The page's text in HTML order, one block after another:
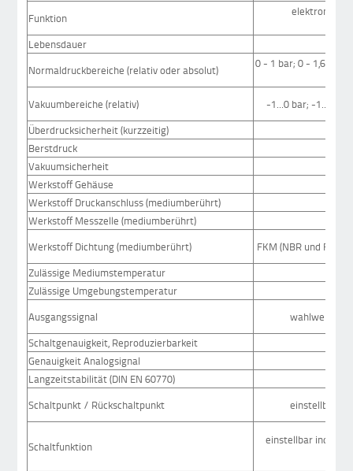
Funktion
Lebensdauer
Normaldruckbereiche (relativ oder absolut)
0 - 1 bar; 0 - 1,6 bar;
Vakuumbereiche (relativ)
-1...0 bar; -1...+1
Überdrucksicherheit (kurzzeitig)
Berstdruck
Vakuumsicherheit
Werkstoff Gehäuse
Werkstoff Druckanschluss (mediumberührt)
Werkstoff Messzelle (mediumberührt)
Werkstoff Dichtung (mediumberührt)
FKM (NBR und FKM
Zulässige Mediumstemperatur
Zulässige Umgebungstemperatur
Ausgangssignal
wahlweise 1x
Schaltgenauigkeit, Reproduzierbarkeit
Genauigkeit Analogsignal
Langzeitstabilität (DIN EN 60770)
Schaltpunkt / Rückschaltpunkt
einstellbar >=
Schaltfunktion einstellbar